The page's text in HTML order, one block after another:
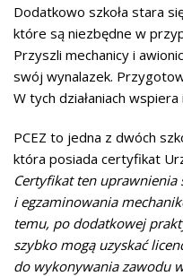
Dodatkowo szkoła stara
które są niezbędne w
Przyszli mechanicy i
swój wynalazek.
W tych działaniach
PCEZ to jedna z dwóch
która posiada certyfikat
Certyfikat ten uprawnienia
i egzaminowania
temu, po dodatkowej
szybko mogą uzyskać
do wykonywania zawodu